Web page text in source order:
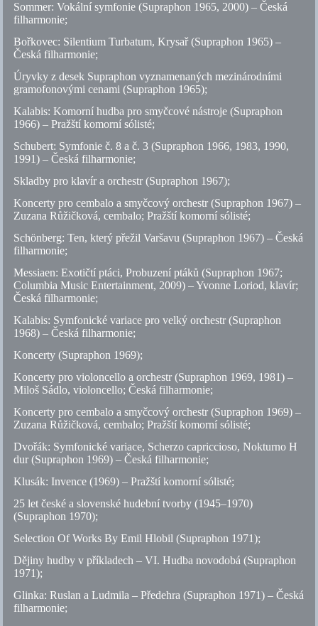
Sommer: Vokální symfonie (Supraphon 1965, 2000) – Česká
filharmonie;
Bořkovec: Silentium Turbatum, Krysař (Supraphon 1965) –
Česká filharmonie;
Úryvky z desek Supraphon vyznamenaných mezinárodními
gramofonovými cenami (Supraphon 1965);
Kalabis: Komorní hudba pro smyčcové nástroje (Supraphon
1966) – Pražští komorní sólisté;
Schubert: Symfonieč. 8 ač. 3 (Supraphon 1966, 1983, 1990,
1991) – Česká filharmonie;
Skladby pro klavír a orchestr (Supraphon 1967);
Koncerty pro cembalo a smyčcový orchestr (Supraphon 1967) –
Zuzana Růžičková, cembalo; Pražští komorní sólisté;
Schönberg: Ten, který přežil Varšavu (Supraphon 1967) – Česká
filharmonie;
Messiaen: Exotičtí ptáci, Probuzení ptáků (Supraphon 1967;
Columbia Music Entertainment, 2009) – Yvonne Loriod, klavír;
Česká filharmonie;
Kalabis: Symfonické variace pro velký orchestr (Supraphon
1968) – Česká filharmonie;
Koncerty (Supraphon 1969);
Koncerty pro violoncello a orchestr (Supraphon 1969, 1981) –
Miloš Sádlo, violoncello; Česká filharmonie;
Koncerty pro cembalo a smyčcový orchestr (Supraphon 1969) –
Zuzana Růžičková, cembalo; Pražští komorní sólisté;
Dvořák: Symfonické variace, Scherzo capriccioso, Nokturno H
dur (Supraphon 1969) – Česká filharmonie;
Klusák: Invence (1969) – Pražští komorní sólisté;
25 let české a slovenské hudební tvorby (1945–1970)
(Supraphon 1970);
Selection Of Works By Emil Hlobil (Supraphon 1971);
Dějiny hudby v příkladech – VI. Hudba novodobá (Supraphon
1971);
Glinka: Ruslan a Ludmila – Předehra (Supraphon 1971) – Česká
filharmonie;